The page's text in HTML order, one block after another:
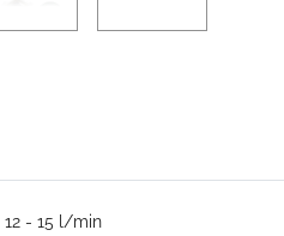
12 - 15 l/min